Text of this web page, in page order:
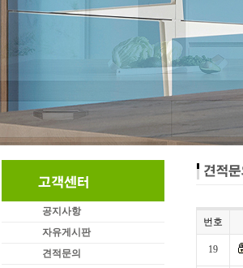
공지사항
자유게시판
견적문의
번호
19